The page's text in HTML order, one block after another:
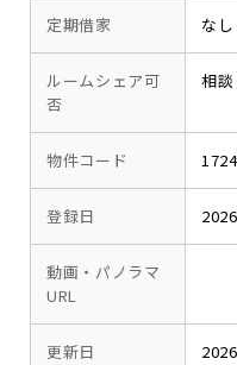
定期借家 なし
ルームシェア可
否
相談
物件コード
登録日
動画・パノラマ
URL
更新日